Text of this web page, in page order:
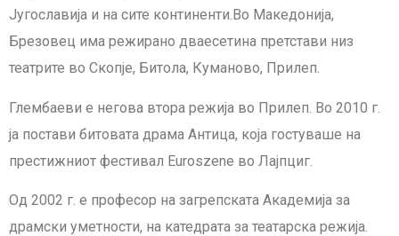
Југославија и на сите континенти.Во Македонија,
Брезовец има режирано дваесетина претстави низ
театрите во Скопје, Битола, Куманово, Прилеп.
Глембаеви е негова втора режија во Прилеп. Во 2010 г.
ја постави битовата драма Антица, која гостуваше на
престижниот фестивал Euroszene во Лајпциг.
Од 2002 г. е професор на загрепската Академија за
драмски уметности, на катедрата за театарска режија.